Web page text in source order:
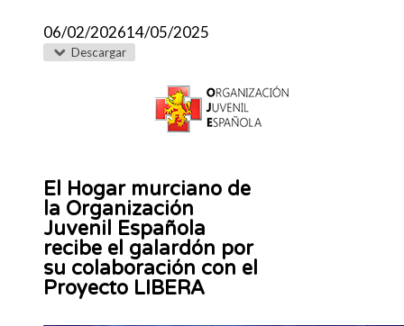
06/02/202614/05/2025
Descargar
El Hogar murciano de
la Organización
Juvenil Española
recibe el galardón por
su colaboración con el
Proyecto LIBERA